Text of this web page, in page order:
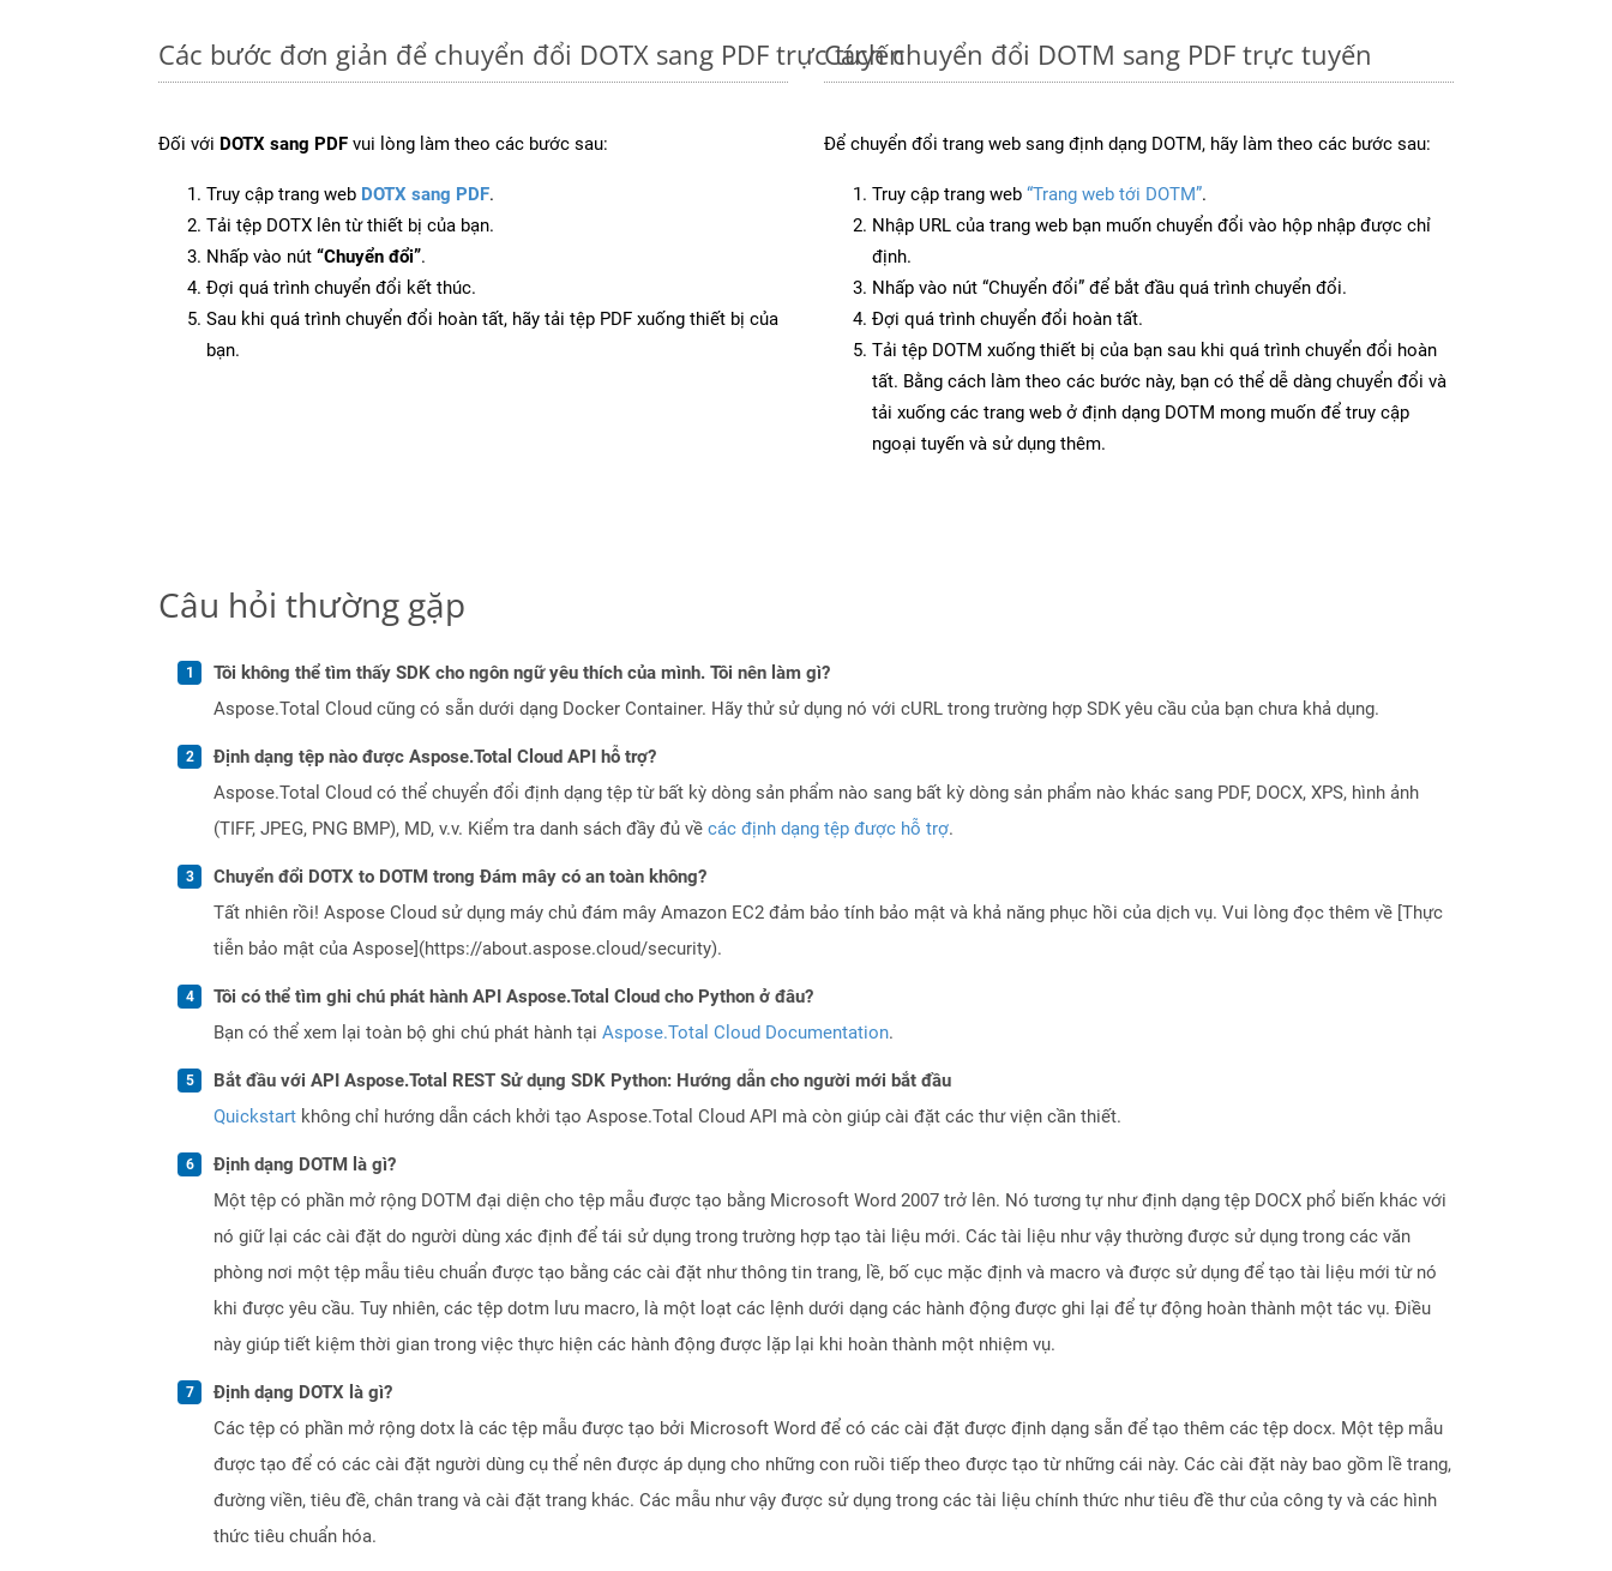
Các bước đơn giản để chuyển đổi DOTX sang PDF trực tuyến
Đối với DOTX sang PDF vui lòng làm theo các bước sau:
Truy cập trang web DOTX sang PDF.
Tải tệp DOTX lên từ thiết bị của bạn.
Nhấp vào nút “Chuyển đổi”.
Đợi quá trình chuyển đổi kết thúc.
Sau khi quá trình chuyển đổi hoàn tất, hãy tải tệp PDF xuống thiết bị của
bạn.
Cách chuyển đổi DOTM sang PDF trực tuyến
Để chuyển đổi trang web sang định dạng DOTM, hãy làm theo các bước sau:
Truy cập trang web “Trang web tới DOTM”.
Nhập URL của trang web bạn muốn chuyển đổi vào hộp nhập được chỉ
định.
Nhấp vào nút “Chuyển đổi” để bắt đầu quá trình chuyển đổi.
Đợi quá trình chuyển đổi hoàn tất.
Tải tệp DOTM xuống thiết bị của bạn sau khi quá trình chuyển đổi hoàn
tất. Bằng cách làm theo các bước này, bạn có thể dễ dàng chuyển đổi và
tải xuống các trang web ở định dạng DOTM mong muốn để truy cập
ngoại tuyến và sử dụng thêm.
Câu hỏi thường gặp
Tôi không thể tìm thấy SDK cho ngôn ngữ yêu thích của mình. Tôi nên làm gì?
Aspose.Total Cloud cũng có sẵn dưới dạng Docker Container. Hãy thử sử dụng nó với cURL trong trường hợp SDK yêu cầu của bạn chưa khả dụng.
Định dạng tệp nào được Aspose.Total Cloud API hỗ trợ?
Aspose.Total Cloud có thể chuyển đổi định dạng tệp từ bất kỳ dòng sản phẩm nào sang bất kỳ dòng sản phẩm nào khác sang PDF, DOCX, XPS, hình ảnh
(TIFF, JPEG, PNG BMP), MD, v.v. Kiểm tra danh sách đầy đủ về các định dạng tệp được hỗ trợ.
Chuyển đổi DOTX to DOTM trong Đám mây có an toàn không?
Tất nhiên rồi! Aspose Cloud sử dụng máy chủ đám mây Amazon EC2 đảm bảo tính bảo mật và khả năng phục hồi của dịch vụ. Vui lòng đọc thêm về [Thực
tiễn bảo mật của Aspose](https://about.aspose.cloud/security).
Tôi có thể tìm ghi chú phát hành API Aspose.Total Cloud cho Python ở đâu?
Bạn có thể xem lại toàn bộ ghi chú phát hành tại Aspose.Total Cloud Documentation.
Bắt đầu với API Aspose.Total REST Sử dụng SDK Python: Hướng dẫn cho người mới bắt đầu
Quickstart không chỉ hướng dẫn cách khởi tạo Aspose.Total Cloud API mà còn giúp cài đặt các thư viện cần thiết.
Định dạng DOTM là gì?
Một tệp có phần mở rộng DOTM đại diện cho tệp mẫu được tạo bằng Microsoft Word 2007 trở lên. Nó tương tự như định dạng tệp DOCX phổ biến khác với
nó giữ lại các cài đặt do người dùng xác định để tái sử dụng trong trường hợp tạo tài liệu mới. Các tài liệu như vậy thường được sử dụng trong các văn
phòng nơi một tệp mẫu tiêu chuẩn được tạo bằng các cài đặt như thông tin trang, lề, bố cục mặc định và macro và được sử dụng để tạo tài liệu mới từ nó
khi được yêu cầu. Tuy nhiên, các tệp dotm lưu macro, là một loạt các lệnh dưới dạng các hành động được ghi lại để tự động hoàn thành một tác vụ. Điều
này giúp tiết kiệm thời gian trong việc thực hiện các hành động được lặp lại khi hoàn thành một nhiệm vụ.
Định dạng DOTX là gì?
Các tệp có phần mở rộng dotx là các tệp mẫu được tạo bởi Microsoft Word để có các cài đặt được định dạng sẵn để tạo thêm các tệp docx. Một tệp mẫu
được tạo để có các cài đặt người dùng cụ thể nên được áp dụng cho những con ruồi tiếp theo được tạo từ những cái này. Các cài đặt này bao gồm lề trang,
đường viền, tiêu đề, chân trang và cài đặt trang khác. Các mẫu như vậy được sử dụng trong các tài liệu chính thức như tiêu đề thư của công ty và các hình
thức tiêu chuẩn hóa.